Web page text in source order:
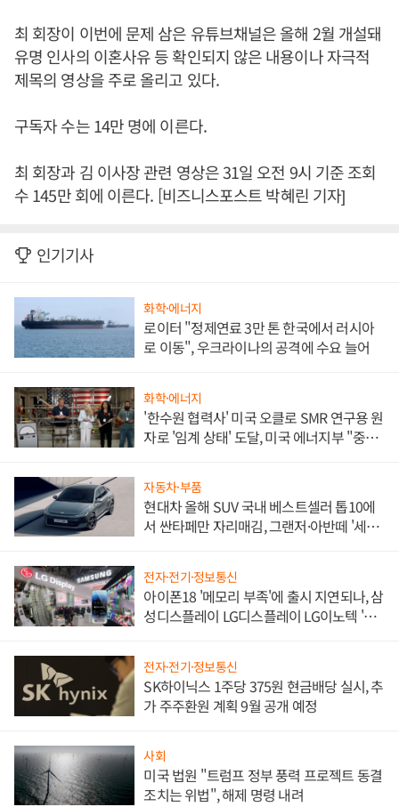
최 회장이 이번에 문제 삼은 유튜브채널은 올해 2월 개설돼
유명 인사의 이혼사유 등 확인되지 않은 내용이나 자극적
제목의 영상을 주로 올리고 있다.
구독자 수는 14만 명에 이른다.
최 회장과 김 이사장 관련 영상은 31일 오전 9시 기준 조회
수 145만 회에 이른다. [비즈니스포스트 박혜린 기자]
인기기사
화학·에너지
로이터 "정제연료 3만 톤 한국에서 러시아
로 이동", 우크라이나의 공격에 수요 늘어
화학·에너지
'한수원 협력사' 미국 오클로 SMR 연구용 원
자로 '임계 상태' 도달, 미국 에너지부 "중요
자동차·부품
현대차 올해 SUV 국내 베스트셀러 톱10에
서 싼타페만 자리매김, 그랜저·아반떼 '세단
전자·전기·정보통신
아이폰18 '메모리 부족'에 출시 지연되나, 삼
성디스플레이 LG디스플레이 LG이노텍 '탈
전자·전기·정보통신
SK하이닉스 1주당 375원 현금배당 실시, 추
가 주주환원 계획 9월 공개 예정
사회
미국 법원 "트럼프 정부 풍력 프로젝트 동결
조치는 위법", 해제 명령 내려